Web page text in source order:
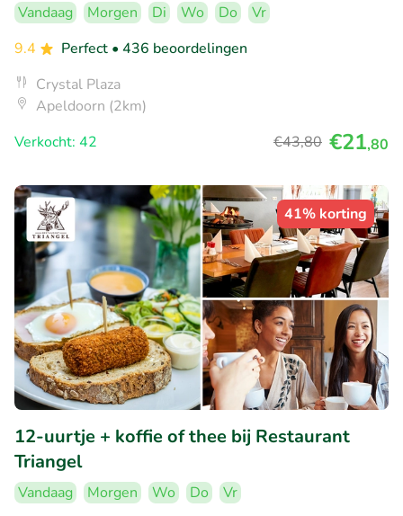
Vandaag Morgen Di Wo Do
Vr
9.4
Perfect • 436 beoordelingen
Crystal Plaza
Apeldoorn (2km)
Verkocht: 42
€43,80 €21,80
41% korting
12-uurtje + koffie of thee bij Restaurant
Triangel
Vandaag Morgen Wo Do
Vr